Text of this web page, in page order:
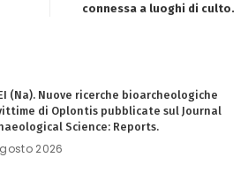
connessa a luoghi di culto.
(Na). Nuove ricerche bioarcheologiche
di Oplontis pubblicate sul Journal
Science: Reports.
2026